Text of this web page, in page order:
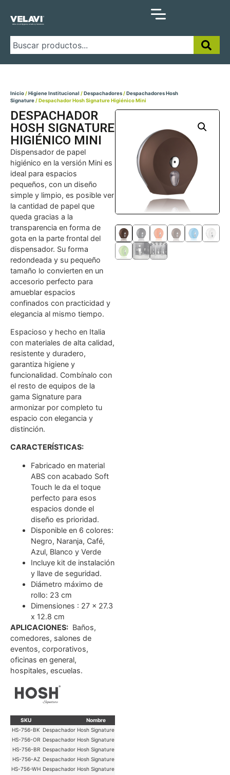
Inicio/Higiene Institucional /Despachadores/Despachadores Hosh
Signature/ Despachador Hosh Signature Higiénico Mini
DESPACHADOR
HOSH SIGNATURE
HIGIÉNICO MINI
Dispensador de papel
higiénico en la versión Mini es
ideal para espacios
pequeños, con un diseño
simple y limpio, es posible ver
la cantidad de papel que
queda gracias a la
transparencia en forma de
gota en la parte frontal del
dispensador. Su forma
redondeada y su pequeño
tamaño lo convierten en un
accesorio perfecto para
amueblar espacios
confinados con practicidad y
elegancia al mismo tiempo.
Espacioso y hecho en Italia
con materiales de alta calidad,
resistente y duradero,
garantiza higiene y
funcionalidad. Combínalo con
el resto de equipos de la
gama Signature para
armonizar por completo tu
espacio con elegancia y
distinción.
CARACTERÍSTICAS:
Fabricado en material
ABS con acabado Soft
Touch le da el toque
perfecto para esos
espacios donde el
diseño es prioridad.
Disponible en 6 colores:
Negro, Naranja, Café,
Azul, Blanco y Verde
Incluye kit de instalación
y llave de seguridad.
Diámetro máximo de
rollo: 23 cm
Dimensiones : 27 x 27.3
x 12.8 cm
APLICACIONES: Baños,
comedores, salones de
eventos, corporativos,
oficinas en general,
hospitales, escuelas.
SKU Nombre
HS-756-BK Despachador Hosh Signature Higiénico Mini
HS-756-OR Despachador Hosh Signature Higiénico Mini
HS-756-BR Despachador Hosh Signature Higiénico Mini
HS-756-AZ Despachador Hosh Signature Higiénico Mini
HS-756-WH Despachador Hosh Signature Higiénico Mini